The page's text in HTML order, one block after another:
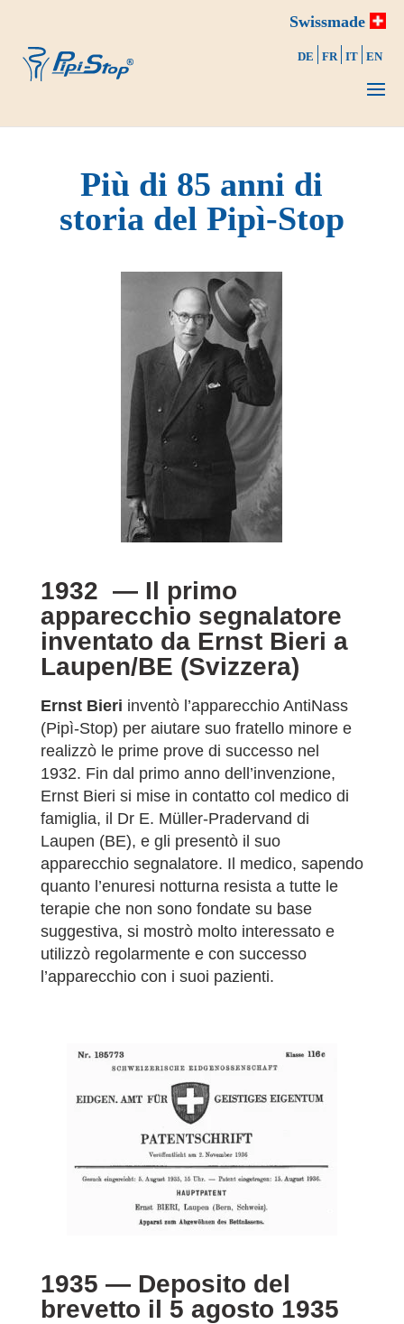
Swissmade
DE FR IT EN
Più di 85 anni di
storia del Pipì-Stop
1932 — Il primo
apparecchio segnalatore
inventato da Ernst Bieri a
Laupen/BE (Svizzera)
Ernst Bieri inventò l’apparecchio AntiNass
(Pipì-Stop) per aiutare suo fratello minore e
realizzò le prime prove di successo nel
1932. Fin dal primo anno dell’invenzione,
Ernst Bieri si mise in contatto col medico di
famiglia, il Dr E. Müller-Pradervand di
Laupen (BE), e gli presentò il suo
apparecchio segnalatore. Il medico, sapendo
quanto l’enuresi notturna resista a tutte le
terapie che non sono fondate su base
suggestiva, si mostrò molto interessato e
utilizzò regolarmente e con successo
l’apparecchio con i suoi pazienti.
1935 — Deposito del
brevetto il 5 agosto 1935